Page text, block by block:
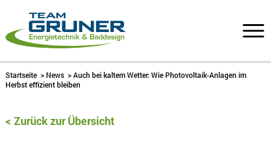
Startseite > News >Auch bei kaltem Wetter: Wie Photovoltaik-Anlagen im
Herbst effizient bleiben
Zurück zur Übersicht